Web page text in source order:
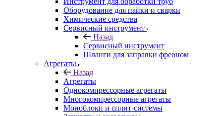
Оборудование для пайки и сварки
Химические средства
Сервисный инструмент
Назад
Сервисный инструмент
Шланги для заправки фреоном
Агрегаты
Назад
Агрегаты
Однокомпрессорные агрегаты
Многокомпрессорные агрегаты
Моноблоки и сплит-системы